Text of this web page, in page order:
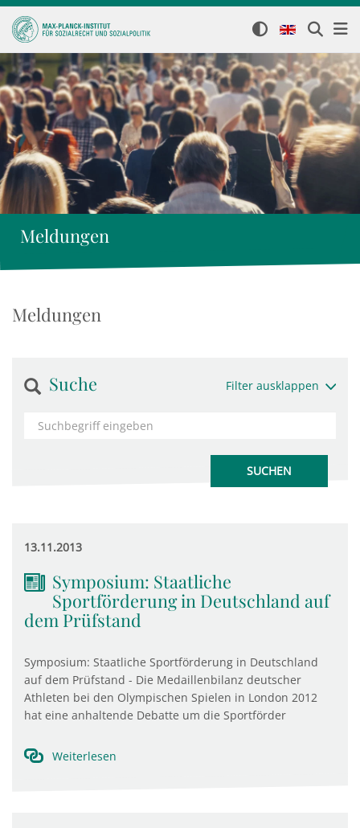
Meldungen
Meldungen
Suche Filter ausklappen
13.11.2013
Symposium: Staatliche
Sportförderung in Deutschland auf
dem Prüfstand
Symposium: Staatliche Sportförderung in Deutschland
auf dem Prüfstand - Die Medaillenbilanz deutscher
Athleten bei den Olympischen Spielen in London 2012
hat eine anhaltende Debatte um die Sportförder
Weiterlesen